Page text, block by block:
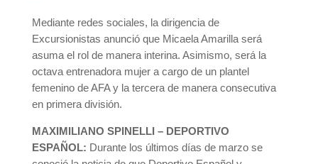
Mediante redes sociales, la dirigencia de
Excursionistas anunció que Micaela Amarilla será
asuma el rol de manera interina. Asimismo, será la
octava entrenadora mujer a cargo de un plantel
femenino de AFA y la tercera de manera consecutiva
en primera división.
MAXIMILIANO SPINELLI – DEPORTIVO
ESPAÑOL: Durante los últimos días de marzo se